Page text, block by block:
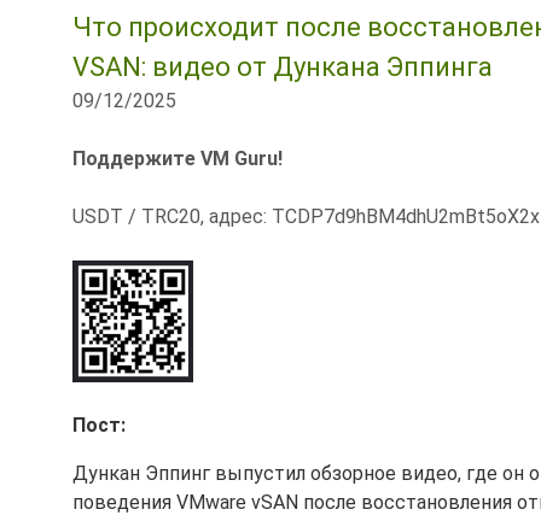
Что происходит после
VSAN: видео от Дункана Эппинга
09/12/2025
Поддержите VM Guru!
USDT / TRC20, адрес:
Пост:
Дункан Эппинг выпустил обзорное видео, где он
поведения VMware vSAN после восстановления